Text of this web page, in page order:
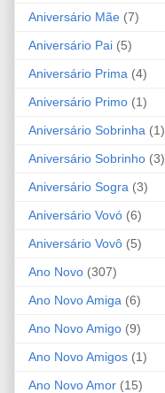
Aniversário Mãe (7)
Aniversário Pai (5)
Aniversário Prima (4)
Aniversário Primo (1)
Aniversário Sobrinha (1)
Aniversário Sobrinho (3)
Aniversário Sogra (3)
Aniversário Vovó (6)
Aniversário Vovô (5)
Ano Novo (307)
Ano Novo Amiga (6)
Ano Novo Amigo (9)
Ano Novo Amigos (1)
Ano Novo Amor (15)